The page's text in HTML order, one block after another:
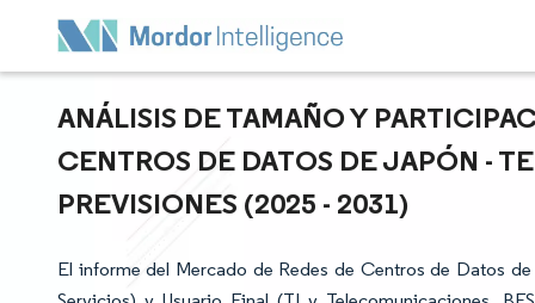
ANÁLISIS DE TAMAÑO Y
CENTROS DE DATOS DE JAPÓN -
PREVISIONES (2025 - 2031)
El informe del Mercado de Redes de Centros de Datos